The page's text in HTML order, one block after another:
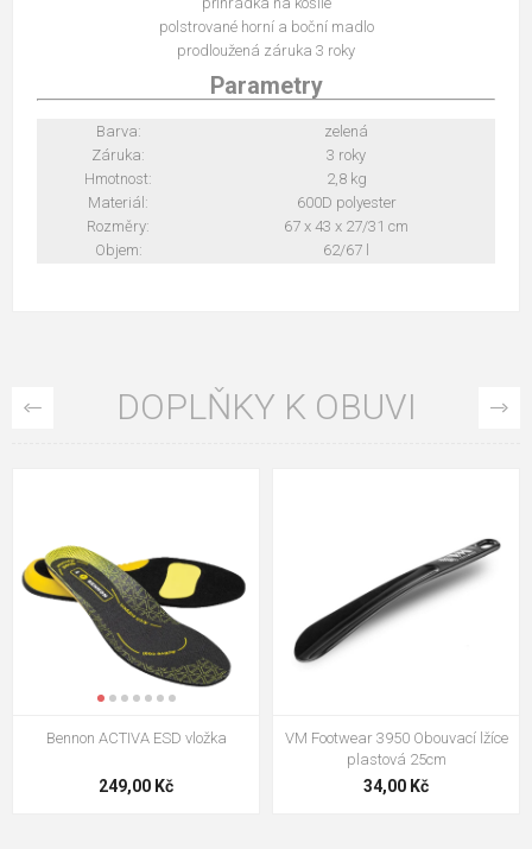
polstrované horní a boční madlo
prodloužená záruka 3 roky
Parametry
Barva:
zelená
Záruka:
3 roky
Hmotnost:
2,8 kg
Materiál:
600D polyester
Rozměry:
67 x 43 x 27/31 cm
Objem:
62/67 l
DOPLŇKY K OBUVI
VM Footwear 3009 Vkládací stélka
124,00 Kč
VM Footwear 3102 Tkaničky
ploché
18,70 Kč